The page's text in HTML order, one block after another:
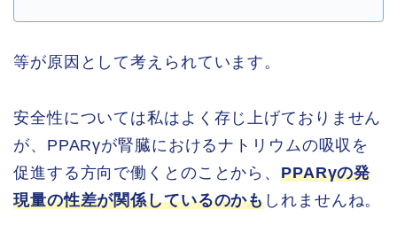
等が原因として考えられています。
安全性については私はよく存じ上げておりません
が、PPARγが腎臓におけるナトリウムの吸収を
促進する方向で働くとのことから、PPARγの発
現量の性差が関係しているのかも しれませんね。